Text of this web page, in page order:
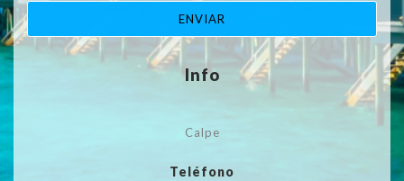
ENVIAR
Info
Calpe
Teléfono